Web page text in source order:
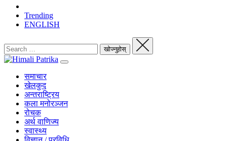
Trending
ENGLISH
समाचार
खेलकुद
अन्तराष्ट्रिय
कला मनोरञ्जन
रोचक
अर्थ वाणिज्य
स्वास्थ्य